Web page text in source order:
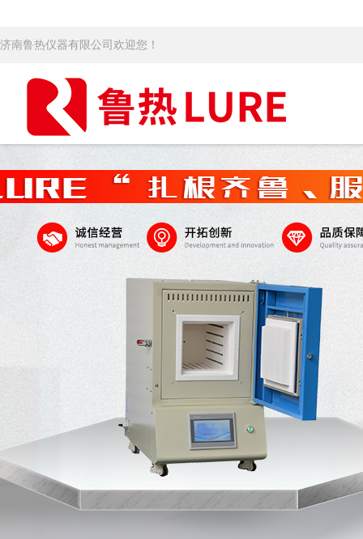
济南鲁热仪器有限公司欢迎您！